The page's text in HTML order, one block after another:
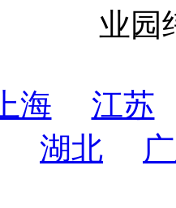
业园
上海
江苏
湖北